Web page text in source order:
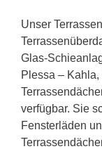
Unser
Glas-
Plessa –
verfügbar. Sie
Fensterläden